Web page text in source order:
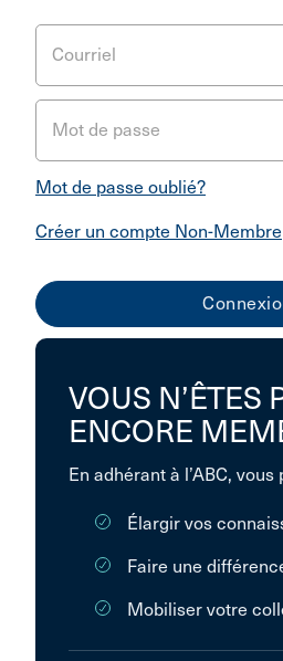
Courriel
Mot de passe
Mot de passe oublié?
Créer un compte Non-Membre
VOUS N’ÊTES
ENCORE
En adhérant à l’ABC, vous
Élargir vos
Faire une
Mobiliser votre